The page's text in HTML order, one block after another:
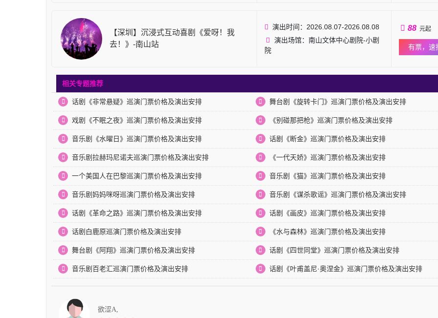
【深圳】沉浸式互动喜剧《爱呀！我
去！》-南山站
演出时间：2026.08.07-2026.08.08
演出场馆：南山文体中心剧院-小剧
院
88 元起
有票，速
相关专题推荐
话剧《非常悬疑》巡演门票价格及演出安排 舞台剧《旋转卡门》巡演门票价格及演出安排
戏剧《不眠之夜》巡演门票价格及演出安排 《别碰那把枪》巡演门票价格及演出安排
音乐剧《水曜日》巡演门票价格及演出安排 话剧《断金》巡演门票价格及演出安排
音乐剧拉赫玛尼诺夫巡演门票价格及演出安排 《一代天娇》巡演门票价格及演出安排
一个美国人在巴黎巡演门票价格及演出安排 音乐剧《猫》巡演门票价格及演出安排
音乐剧妈妈咪呀巡演门票价格及演出安排 音乐剧《谋杀歌谣》巡演门票价格及演出安排
话剧《革命之路》巡演门票价格及演出安排 话剧《画皮》巡演门票价格及演出安排
话剧白鹿原巡演门票价格及演出安排 《水与森林》巡演门票价格及演出安排
舞台剧《阿翔》巡演门票价格及演出安排 话剧《四世同堂》巡演门票价格及演出安排
音乐剧百老汇巡演门票价格及演出安排 话剧《叶甫盖尼·奥涅金》巡演门票价格及演出安排
欲涩A,